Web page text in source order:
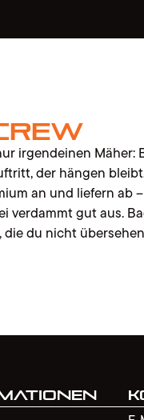
irgendeinen Mäher:
der hängen
an und liefern ab
verdammt gut aus.
du nicht